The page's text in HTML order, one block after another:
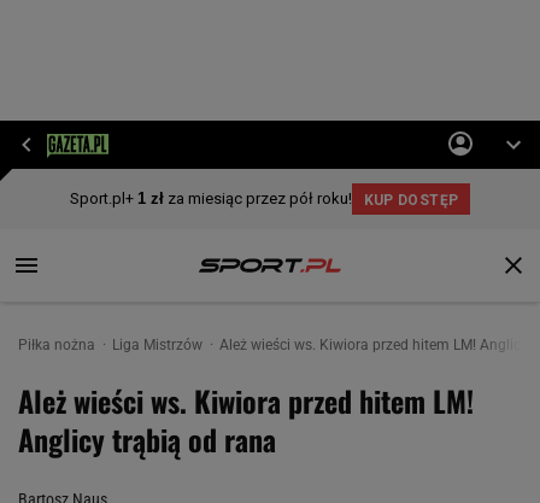
Piłka nożna Liga Mistrzów Ależ wieści ws. Kiwiora przed hitem LM! Anglicy
Ależ wieści ws. Kiwiora przed hitem LM!
Anglicy trąbią od rana